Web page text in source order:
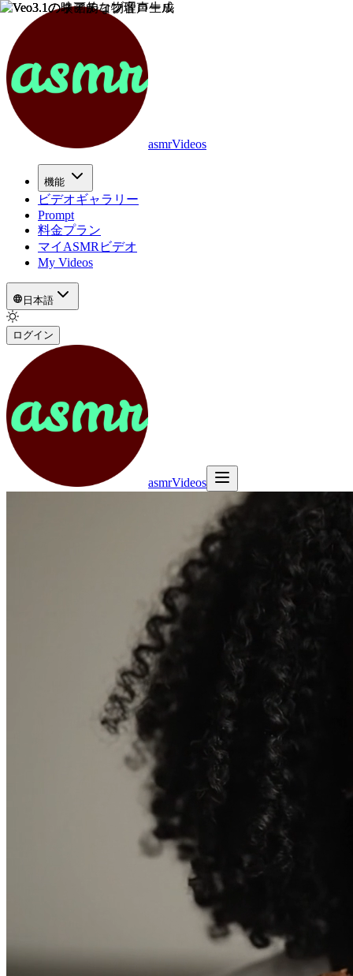
asmrVideos
機能
ビデオギャラリー
Prompt
料金プラン
マイASMRビデオ
My Videos
日本語
ログイン
asmrVideos